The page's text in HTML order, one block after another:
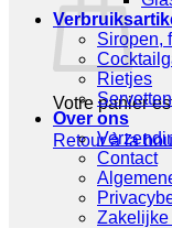
Votre panier
Retour à la
Siropen,
Rietjes
Servetten
Over ons
Contact
Zakelijke